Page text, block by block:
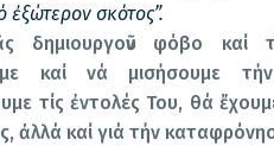
ἐξώτερον σκότος”.
δημιουργοῦν φόβο καί
καί νά μισήσουμε
τίς ἐντολές Του, θά
ἀλλά καί γιά τήν